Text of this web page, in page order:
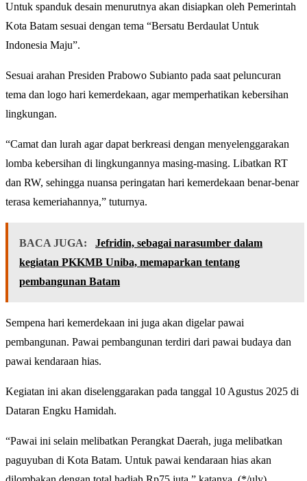
Untuk spanduk desain menurutnya akan disiapkan oleh Pemerintah
Kota Batam sesuai dengan tema “Bersatu Berdaulat Untuk
Indonesia Maju”.
Sesuai arahan Presiden Prabowo Subianto pada saat peluncuran
tema dan logo hari kemerdekaan, agar memperhatikan kebersihan
lingkungan.
“Camat dan lurah agar dapat berkreasi dengan menyelenggarakan
lomba kebersihan di lingkungannya masing-masing. Libatkan RT
dan RW, sehingga nuansa peringatan hari kemerdekaan benar-benar
terasa kemeriahannya,” tuturnya.
BACA JUGA:
Jefridin, sebagai narasumber dalam
kegiatan PKKMB Uniba, memaparkan tentang
pembangunan Batam
Sempena hari kemerdekaan ini juga akan digelar pawai
pembangunan. Pawai pembangunan terdiri dari pawai budaya dan
pawai kendaraan hias.
Kegiatan ini akan diselenggarakan pada tanggal 10 Agustus 2025 di
Dataran Engku Hamidah.
“Pawai ini selain melibatkan Perangkat Daerah, juga melibatkan
paguyuban di Kota Batam. Untuk pawai kendaraan hias akan